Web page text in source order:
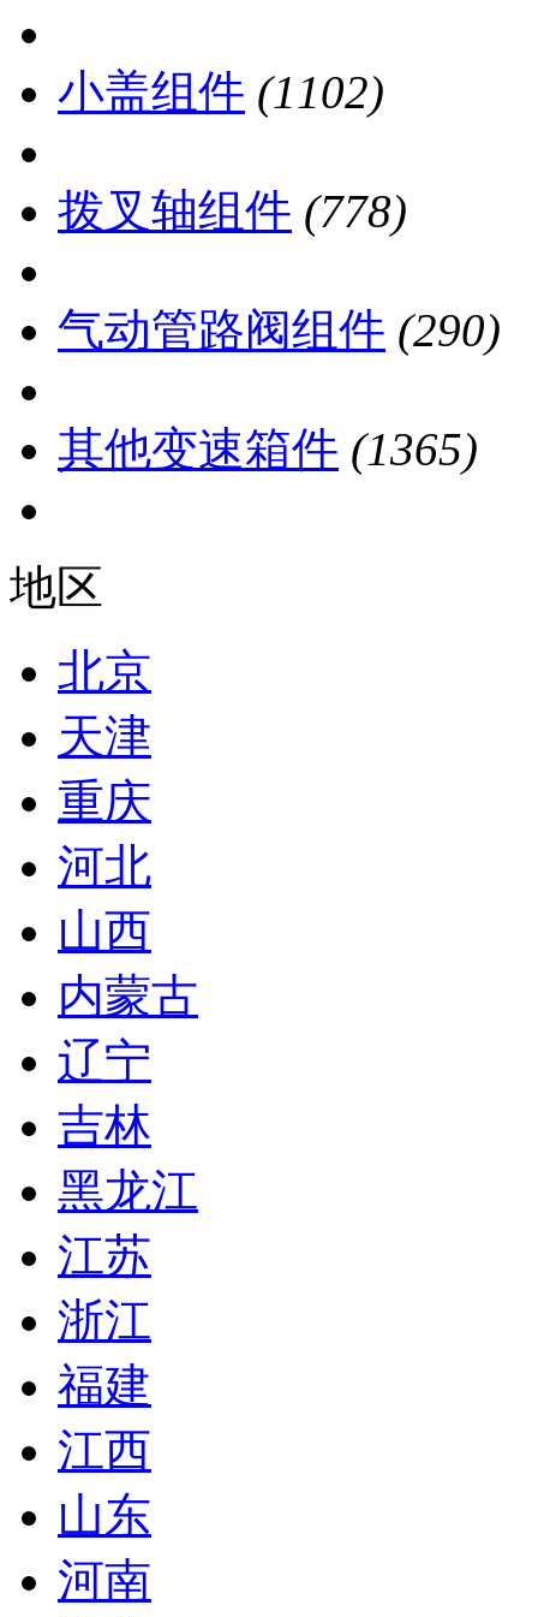
小盖组件 (1102)
拨叉轴组件 (778)
气动管路阀组件 (290)
其他变速箱件 (1365)
地区
北京
天津
重庆
河北
山西
内蒙古
辽宁
吉林
黑龙江
江苏
浙江
福建
江西
山东
河南